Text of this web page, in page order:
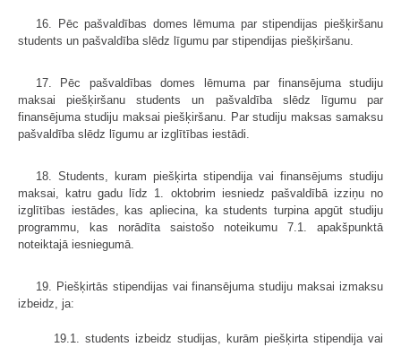
16. Pēc pašvaldības domes lēmuma par stipendijas piešķiršanu
students un pašvaldība slēdz līgumu par stipendijas piešķiršanu.
17. Pēc pašvaldības domes lēmuma par finansējuma studiju
maksai piešķiršanu students un pašvaldība slēdz līgumu par
finansējuma studiju maksai piešķiršanu. Par studiju maksas samaksu
pašvaldība slēdz līgumu ar izglītības iestādi.
18. Students, kuram piešķirta stipendija vai finansējums studiju
maksai, katru gadu līdz 1. oktobrim iesniedz pašvaldībā izziņu no
izglītības iestādes, kas apliecina, ka students turpina apgūt studiju
programmu, kas norādīta saistošo noteikumu 7.1. apakšpunktā
noteiktajā iesniegumā.
19. Piešķirtās stipendijas vai finansējuma studiju maksai izmaksu
izbeidz, ja:
19.1. students izbeidz studijas, kurām piešķirta stipendija vai